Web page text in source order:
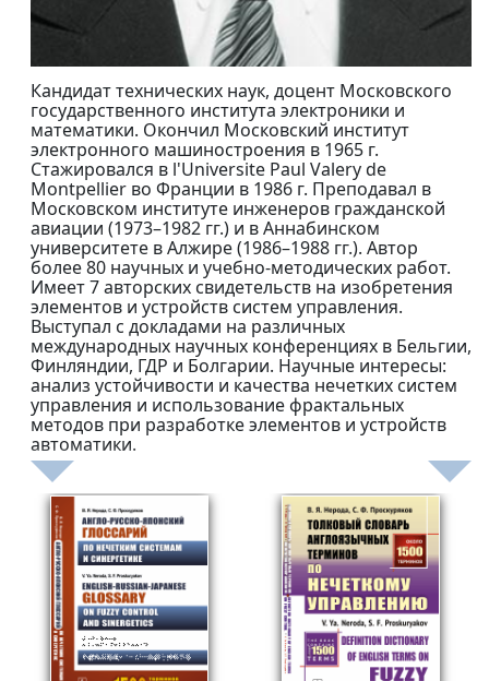
Кандидат технических наук, доцент Московского
государственного института электроники и
математики. Окончил Московский институт
электронного машиностроения в 1965 г.
Стажировался в l'Universite Paul Valery de
Montpellier во Франции в 1986 г. Преподавал в
Московском институте инженеров гражданской
авиации (1973–1982 гг.) и в Аннабинском
университете в Алжире (1986–1988 гг.). Автор
более 80 научных и учебно-методических работ.
Имеет 7 авторских свидетельств на изобретения
элементов и устройств систем управления.
Выступал с докладами на различных
международных научных конференциях в Бельгии,
Финляндии, ГДР и Болгарии. Научные интересы:
анализ устойчивости и качества нечетких систем
управления и использование фрактальных
методов при разработке элементов и устройств
автоматики.